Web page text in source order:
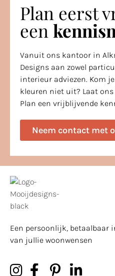
Plan eerst
een
Vanuit ons kantoor in
Designs aan zowel
interieur adviezen. Kom
kleuren niet uit? Laat
Plan een vrijblijvende
Neem contact met
Een persoonlijk, betaalbaar
van jullie woonwensen